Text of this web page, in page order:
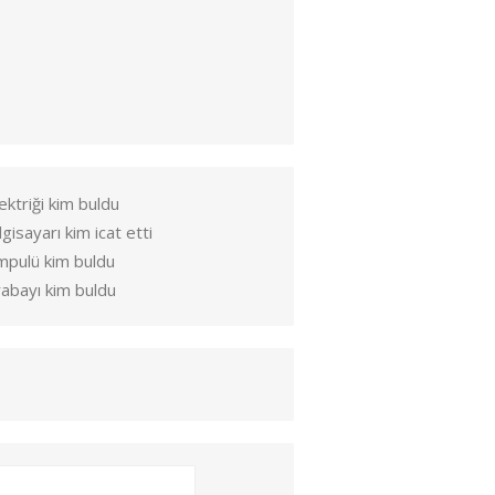
kim buldu
kim icat etti
kim buldu
kim buldu